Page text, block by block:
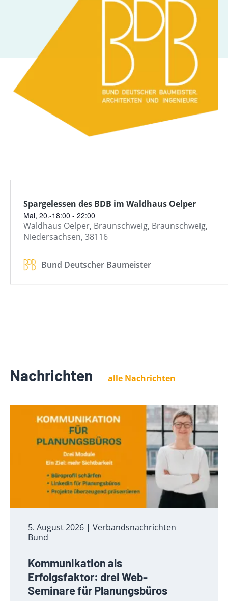
Nachrichten alle Nachrichten
5. August 2026 | Verbandsnachrichten
Bund
Kommunikation als
Erfolgsfaktor: drei Web-
Seminare für Planungsbüros